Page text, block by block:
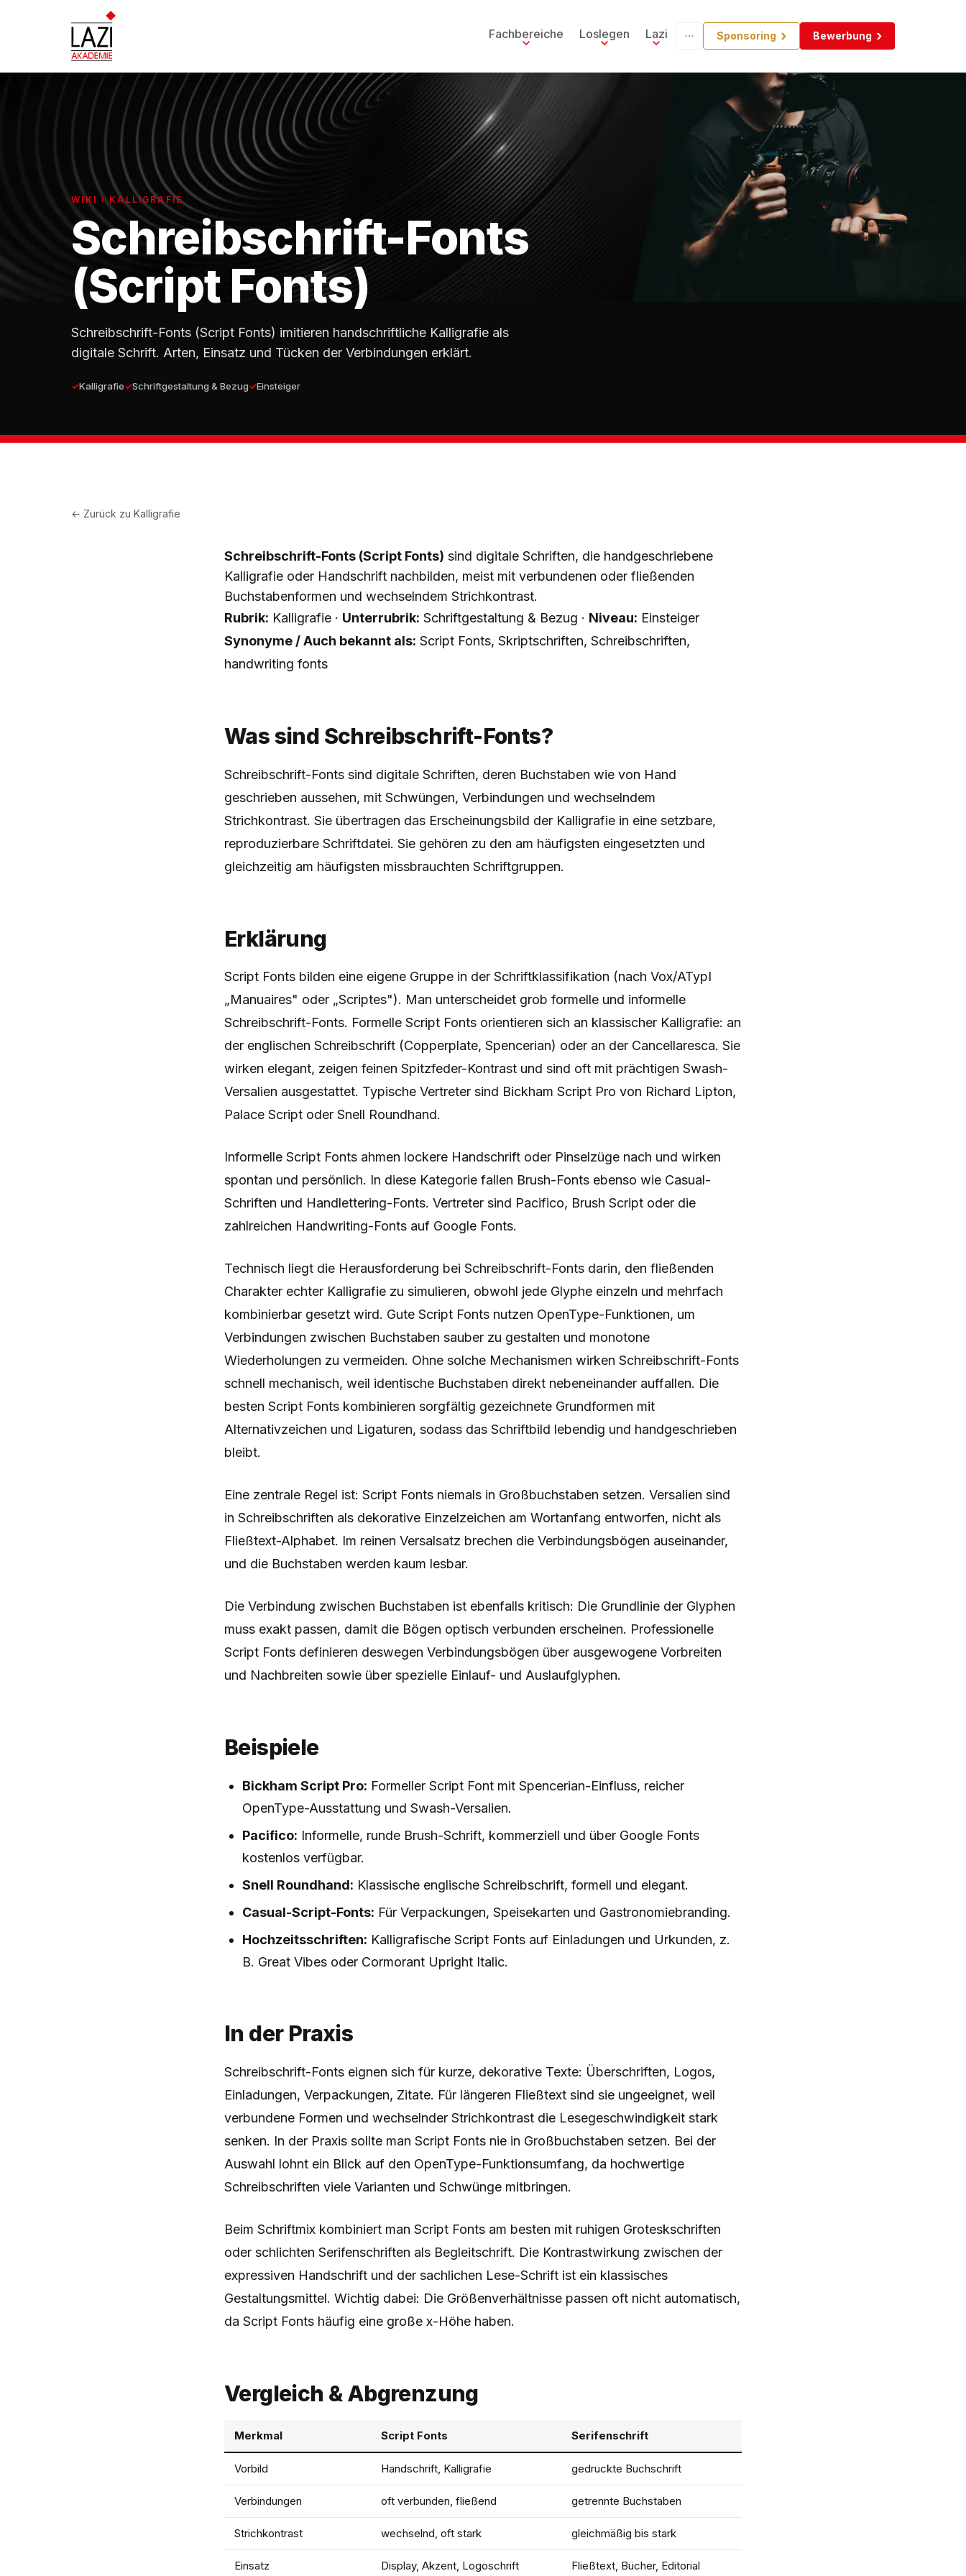
Fachbereiche Loslegen Lazi Sponsoring Bewerbung
WIKI › KALLIGRAFIE
Schreibschrift-Fonts
(Script Fonts)
Schreibschrift-Fonts (Script Fonts) imitieren handschriftliche Kalligrafie als
digitale Schrift. Arten, Einsatz und Tücken der Verbindungen erklärt.
Kalligrafie Schriftgestaltung & Bezug Einsteiger
← Zurück zuKalligrafie
Schreibschrift-Fonts (Script Fonts) sind digitale Schriften, die handgeschriebene
Kalligrafie oder Handschrift nachbilden, meist mit verbundenen oder fließenden
Buchstabenformen und wechselndem Strichkontrast.
Rubrik: Kalligrafie · Unterrubrik: Schriftgestaltung & Bezug · Niveau: Einsteiger
Synonyme / Auch bekannt als: Script Fonts, Skriptschriften, Schreibschriften,
handwriting fonts
Was sind Schreibschrift-Fonts?
Schreibschrift-Fonts sind digitale Schriften, deren Buchstaben wie von Hand
geschrieben aussehen, mit Schwüngen, Verbindungen und wechselndem
Strichkontrast. Sie übertragen das Erscheinungsbild der Kalligrafie in eine setzbare,
reproduzierbare Schriftdatei. Sie gehören zu den am häufigsten eingesetzten und
gleichzeitig am häufigsten missbrauchten Schriftgruppen.
Erklärung
Script Fonts bilden eine eigene Gruppe in der Schriftklassifikation (nach Vox/ATypI
„Manuaires" oder „Scriptes"). Man unterscheidet grob formelle und informelle
Schreibschrift-Fonts. Formelle Script Fonts orientieren sich an klassischer Kalligrafie: an
der englischen Schreibschrift (Copperplate, Spencerian) oder an der Cancellaresca. Sie
wirken elegant, zeigen feinen Spitzfeder-Kontrast und sind oft mit prächtigen Swash-
Versalien ausgestattet. Typische Vertreter sind Bickham Script Pro von Richard Lipton,
Palace Script oder Snell Roundhand.
Informelle Script Fonts ahmen lockere Handschrift oder Pinselzüge nach und wirken
spontan und persönlich. In diese Kategorie fallen Brush-Fonts ebenso wie Casual-
Schriften und Handlettering-Fonts. Vertreter sind Pacifico, Brush Script oder die
zahlreichen Handwriting-Fonts auf Google Fonts.
Technisch liegt die Herausforderung bei Schreibschrift-Fonts darin, den fließenden
Charakter echter Kalligrafie zu simulieren, obwohl jede Glyphe einzeln und mehrfach
kombinierbar gesetzt wird. Gute Script Fonts nutzen OpenType-Funktionen, um
Verbindungen zwischen Buchstaben sauber zu gestalten und monotone
Wiederholungen zu vermeiden. Ohne solche Mechanismen wirken Schreibschrift-Fonts
schnell mechanisch, weil identische Buchstaben direkt nebeneinander auffallen. Die
besten Script Fonts kombinieren sorgfältig gezeichnete Grundformen mit
Alternativzeichen und Ligaturen, sodass das Schriftbild lebendig und handgeschrieben
bleibt.
Eine zentrale Regel ist: Script Fonts niemals in Großbuchstaben setzen. Versalien sind
in Schreibschriften als dekorative Einzelzeichen am Wortanfang entworfen, nicht als
Fließtext-Alphabet. Im reinen Versalsatz brechen die Verbindungsbögen auseinander,
und die Buchstaben werden kaum lesbar.
Die Verbindung zwischen Buchstaben ist ebenfalls kritisch: Die Grundlinie der Glyphen
muss exakt passen, damit die Bögen optisch verbunden erscheinen. Professionelle
Script Fonts definieren deswegen Verbindungsbögen über ausgewogene Vorbreiten
und Nachbreiten sowie über spezielle Einlauf- und Auslaufglyphen.
Beispiele
Bickham Script Pro: Formeller Script Font mit Spencerian-Einfluss, reicher
OpenType-Ausstattung und Swash-Versalien.
Pacifico: Informelle, runde Brush-Schrift, kommerziell und über Google Fonts
kostenlos verfügbar.
Snell Roundhand: Klassische englische Schreibschrift, formell und elegant.
Casual-Script-Fonts: Für Verpackungen, Speisekarten und Gastronomiebranding.
Hochzeitsschriften: Kalligrafische Script Fonts auf Einladungen und Urkunden, z.
B. Great Vibes oder Cormorant Upright Italic.
In der Praxis
Schreibschrift-Fonts eignen sich für kurze, dekorative Texte: Überschriften, Logos,
Einladungen, Verpackungen, Zitate. Für längeren Fließtext sind sie ungeeignet, weil
verbundene Formen und wechselnder Strichkontrast die Lesegeschwindigkeit stark
senken. In der Praxis sollte man Script Fonts nie in Großbuchstaben setzen. Bei der
Auswahl lohnt ein Blick auf den OpenType-Funktionsumfang, da hochwertige
Schreibschriften viele Varianten und Schwünge mitbringen.
Beim Schriftmix kombiniert man Script Fonts am besten mit ruhigen Groteskschriften
oder schlichten Serifenschriften als Begleitschrift. Die Kontrastwirkung zwischen der
expressiven Handschrift und der sachlichen Lese-Schrift ist ein klassisches
Gestaltungsmittel. Wichtig dabei: Die Größenverhältnisse passen oft nicht automatisch,
da Script Fonts häufig eine große x-Höhe haben.
Vergleich & Abgrenzung
Merkmal Script Fonts Serifenschrift
Vorbild Handschrift, Kalligrafie gedruckte Buchschrift
Verbindungen oft verbunden, fließend getrennte Buchstaben
Strichkontrast wechselnd, oft stark gleichmäßig bis stark
Einsatz Display, Akzent, Logoschrift Fließtext, Bücher, Editorial